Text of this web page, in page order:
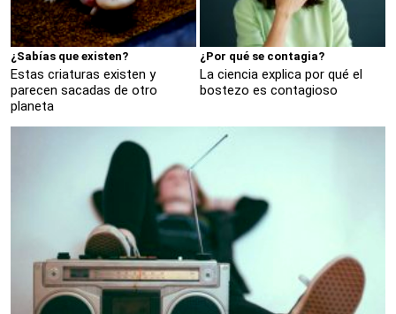
¿Sabías que existen?
Estas criaturas existen y
parecen sacadas de otro
planeta
¿Por qué se contagia?
La ciencia explica por qué el
bostezo es contagioso